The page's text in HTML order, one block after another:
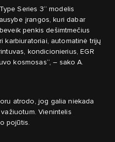
Series 3“ modelis
įrangos, kuri dabar
penkis dešimtmečius
karbiuratoriai, automatinė trijų
kondicionierius, EGR
kosmosas“, – sako A.
atrodo, jog galia niekada
Vienintelis
pojūtis.